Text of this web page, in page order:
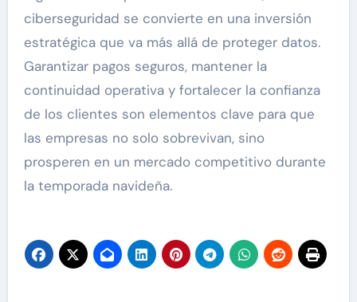
ciberseguridad se convierte en una inversión
estratégica que va más allá de proteger datos.
Garantizar pagos seguros, mantener la
continuidad operativa y fortalecer la confianza
de los clientes son elementos clave para que
las empresas no solo sobrevivan, sino
prosperen en un mercado competitivo durante
la temporada navideña.